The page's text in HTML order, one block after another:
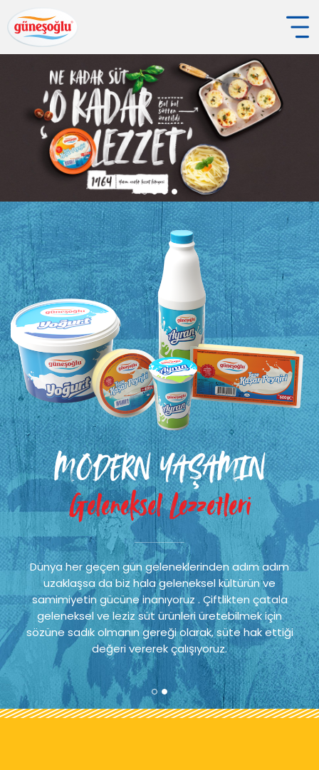
MODERN YAŞAMIN
Geleneksel Lezzetleri
Dünya her geçen gün geleneklerinden adım adım
uzaklaşsa da biz hala geleneksel kültürün ve
samimiyetin gücüne inanıyoruz . Çiftlikten çatala
geleneksel ve leziz süt ürünleri üretebilmek için
sözüne sadık olmanın gereği olarak, süte hak ettiği
değeri vererek çalışıyoruz.